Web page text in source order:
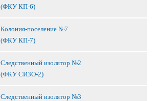
(ФКУ КП-6)
Колония-поселение №7
(ФКУ КП-7)
Следственный изолятор №2
(ФКУ СИЗО-2)
Следственный изолятор №3